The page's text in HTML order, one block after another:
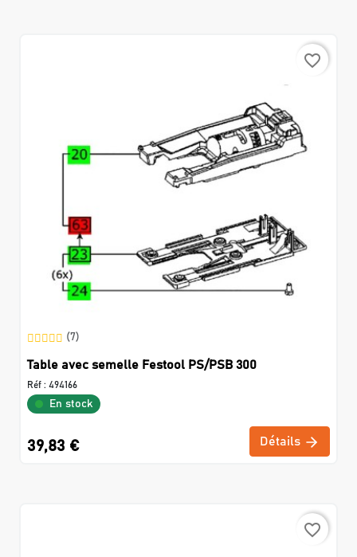
favorite_border
(7)
Table avec semelle Festool PS/PSB 300
Réf : 494166
En stock
39,83 € Détails
favorite_border